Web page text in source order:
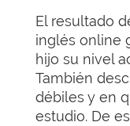
El resultado
inglés online
hijo su nivel
También
débiles y en
estudio. De